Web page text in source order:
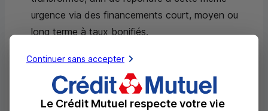
urgence via des financements court, moyen ou
long terme à taux bonifiés.
Au total, ces 600 millions d’euros permettront à
Crédit Mutuel Alliance Fédérale de prêter plus de 1,2
milliard d’euros aux PME et ETI fragilisées par la
Continuer sans accepter
Le Crédit Mutuel respecte votre vie